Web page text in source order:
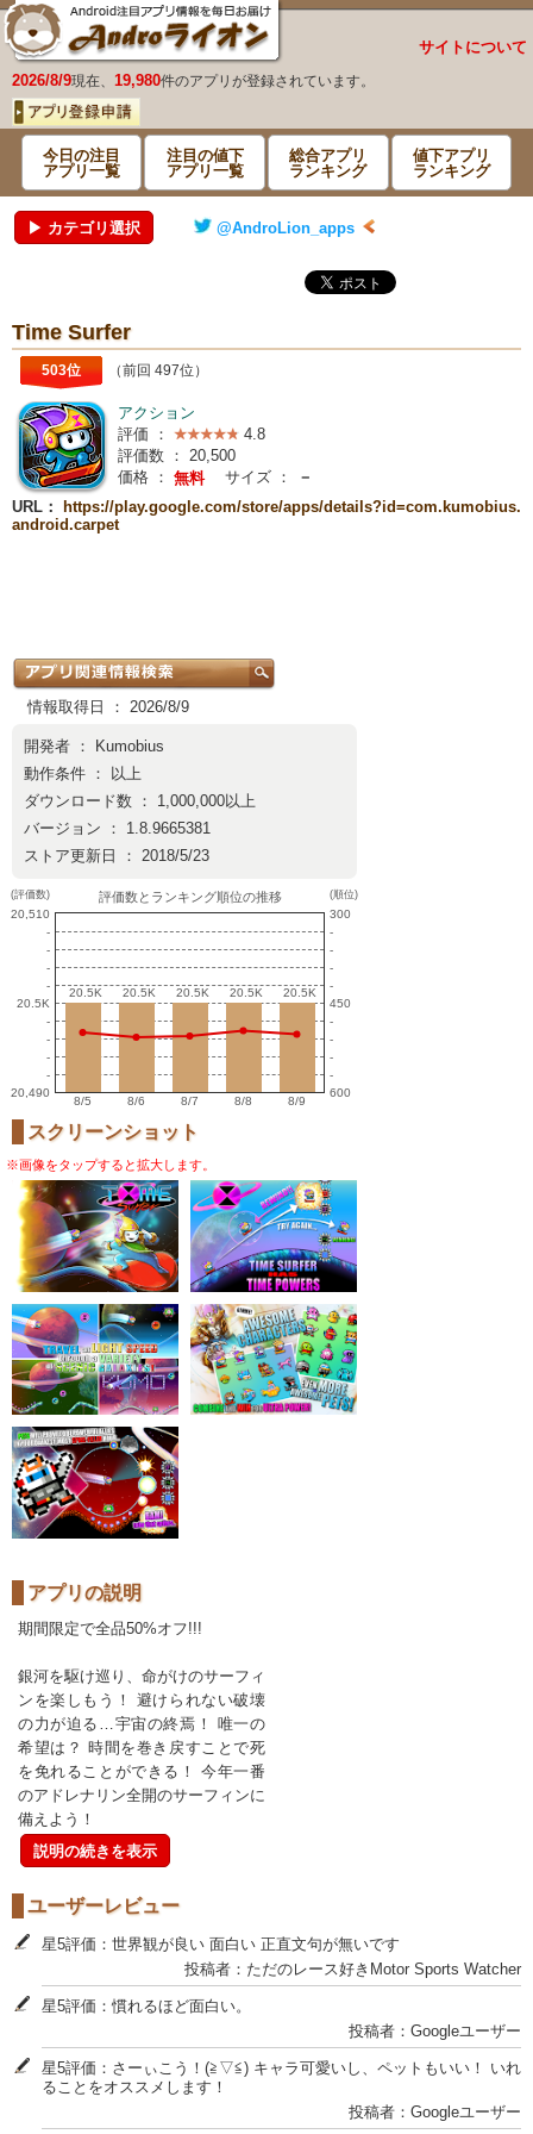
サイトについて
2026/8/9現在、 19,980件のアプリが登録されています。
今日の注目
アプリ一覧
注目の値下
アプリ一覧
総合アプリ
ランキング
値下アプリ
ランキング
▶ カテゴリ選択 @AndroLion_apps
Time Surfer
503位 （前回 497位）
アクション
評価 ：
4.8
評価数 ： 20,500
価格 ： 無料 サイズ ：
－
URL：
https://play.google.com/store/apps/details?id=com.kumobius.
android.carpet
情報取得日 ： 2026/8/9
開発者 ：
Kumobius
動作条件 ： 以上
ダウンロード数 ： 1,000,000以上
バージョン ： 1.8.9665381
ストア更新日 ： 2018/5/23
(評価数)
20,510
-
-
-
-
20.5K
-
-
-
-
20,490
評価数とランキング順位の推移
20.5K
20.5K 20.5K
20.5K 20.5K
20.5K 20.5K
20.5K 20.5K
20.5K
8/5 8/6 8/7 8/8 8/9
(順位)
300
-
-
-
-
450
-
-
-
-
600
スクリーンショット
※画像をタップすると拡大します。
アプリの説明
期間限定で全品50%オフ!!!
銀河を駆け巡り、命がけのサーフィ
ンを楽しもう！ 避けられない破壊
の力が迫る…宇宙の終焉！ 唯一の
希望は？ 時間を巻き戻すことで死
を免れることができる！ 今年一番
のアドレナリン全開のサーフィンに
備えよう！
説明の続きを表示
ユーザーレビュー
星5評価：世界観が良い 面白い 正直文句が無いです
投稿者：ただのレース好きMotor Sports Watcher
星5評価：慣れるほど面白い。
投稿者：Googleユーザー
星5評価：さーぃこう！(≧▽≦) キャラ可愛いし、ペットもいい！ いれ
ることをオススメします！
投稿者：Googleユーザー